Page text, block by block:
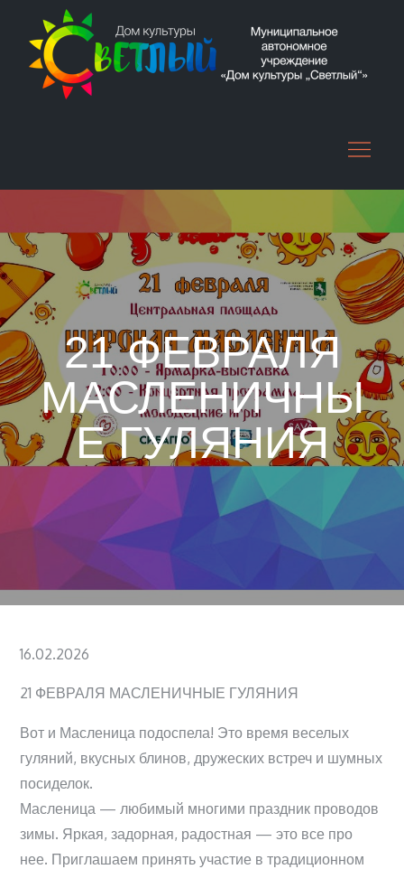
content
21 ФЕВРАЛЯ
МАСЛЕНИЧНЫ
Е ГУЛЯНИЯ
Posted
16.02.2026
21 ФЕВРАЛЯ МАСЛЕНИЧНЫЕ ГУЛЯНИЯ
Вот и Масленица подоспела! Это время веселых
гуляний, вкусных блинов, дружеских встреч и шумных
посиделок.
Масленица — любимый многими праздник проводов
зимы. Яркая, задорная, радостная — это все про
нее. Приглашаем принять участие в традиционном